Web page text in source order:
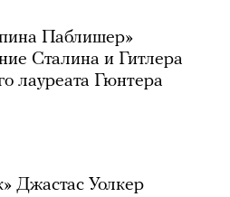
Паблишер»
Сталина и Гитлера
лауреата Гюнтера
Джастас Уолкер